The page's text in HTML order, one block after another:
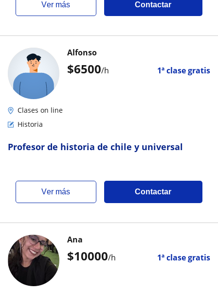
ver más Contactar
$6500/h 1ª clase gratis
Alfonso
Clases on line
Historia
Profesor de historia de chile y universal
ver más Contactar
$10000/h 1ª clase gratis
Ana